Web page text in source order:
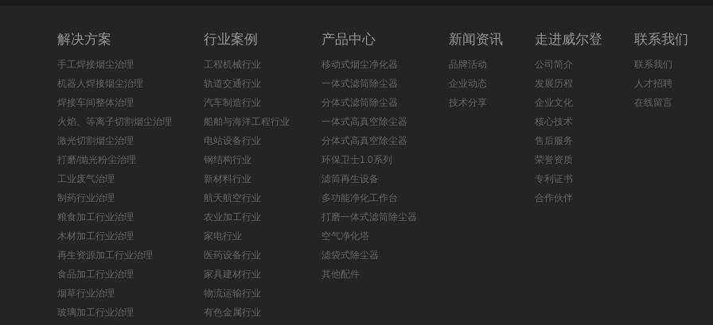
解决方案
手工焊接烟尘治理
机器人焊接烟尘治理
焊接车间整体治理
火焰、等离子切割烟尘治理
激光切割烟尘治理
打磨/抛光粉尘治理
工业废气治理
制药行业治理
粮食加工行业治理
木材加工行业治理
再生资源加工行业治理
食品加工行业治理
烟草行业治理
玻璃加工行业治理
行业案例
工程机械行业
轨道交通行业
汽车制造行业
船舶与海洋工程行业
电站设备行业
钢结构行业
新材料行业
航天航空行业
农业加工行业
家电行业
医药设备行业
家具建材行业
物流运输行业
有色金属行业
产品中心
移动式烟尘净化器
一体式滤筒除尘器
分体式滤筒除尘器
一体式高真空除尘器
分体式高真空除尘器
环保卫士1.0系列
滤筒再生设备
多功能净化工作台
打磨一体式滤筒除尘器
空气净化塔
滤袋式除尘器
其他配件
新闻资讯
品牌活动
企业动态
技术分享
走进威尔登
公司简介
发展历程
企业文化
核心技术
售后服务
荣誉资质
专利证书
合作伙伴
联系我们
联系我们
人才招聘
在线留言